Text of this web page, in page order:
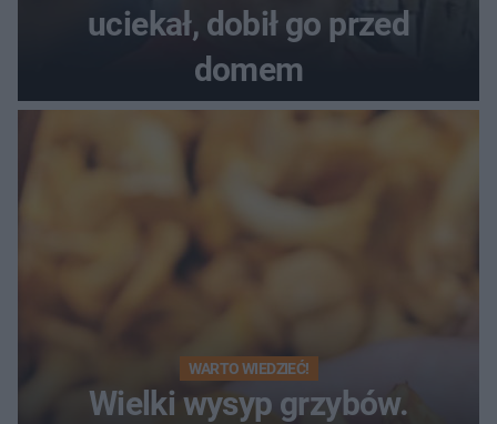
uciekał, dobił go przed
domem
WARTO WIEDZIEĆ!
Wielki wysyp grzybów.